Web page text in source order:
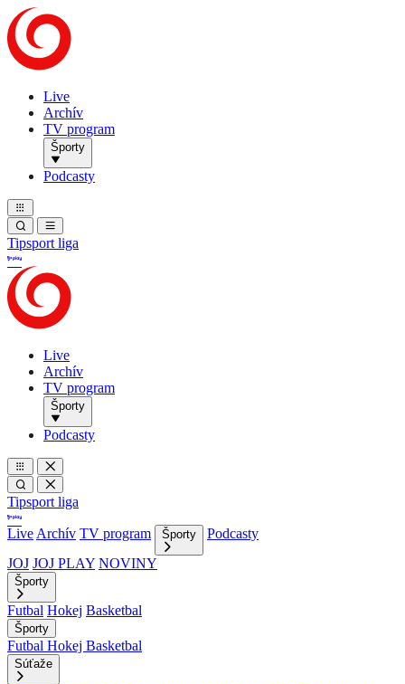
Live
Archív
TV program
Športy
Podcasty
Tipsport liga
Live
Archív
TV program
Športy
Podcasty
Tipsport liga
Live Archív TV program Športy
Podcasty
JOJ JOJ PLAY NOVINY
Športy
Futbal Hokej Basketbal
Športy
Futbal Hokej Basketbal
Súťaže